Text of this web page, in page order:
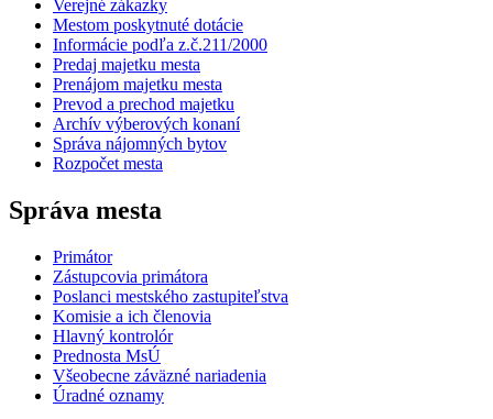
Verejné zákazky
Mestom poskytnuté dotácie
Informácie podľa z.č.211/2000
Predaj majetku mesta
Prenájom majetku mesta
Prevod a prechod majetku
Archív výberových konaní
Správa nájomných bytov
Rozpočet mesta
Správa mesta
Primátor
Zástupcovia primátora
Poslanci mestského zastupiteľstva
Komisie a ich členovia
Hlavný kontrolór
Prednosta MsÚ
Všeobecne záväzné nariadenia
Úradné oznamy